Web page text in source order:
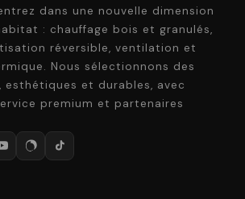
dans une nouvelle dimension
: chauffage bois et granulés,
réversible, ventilation et
Nous sélectionnons des
esthétiques et durables, avec
premium et partenaires